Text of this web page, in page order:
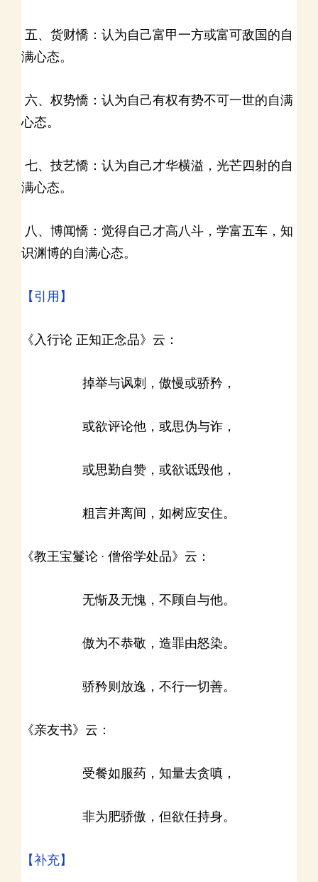
五、货财憍：认为自己富甲一方或富可敌国的自
满心态。
六、权势憍：认为自己有权有势不可一世的自满
心态。
七、技艺憍：认为自己才华横溢，光芒四射的自
满心态。
八、博闻憍：觉得自己才高八斗，学富五车，知
识渊博的自满心态。
【引用】
《入行论 正知正念品》云：
掉举与讽刺，傲慢或骄矜，
或欲评论他，或思伪与诈，
或思勤自赞，或欲诋毁他，
粗言并离间，如树应安住。
《教王宝鬘论 · 僧俗学处品》云：
无惭及无愧，不顾自与他。
傲为不恭敬，造罪由怒染。
骄矜则放逸，不行一切善。
《亲友书》云：
受餐如服药，知量去贪嗔，
非为肥骄傲，但欲任持身。
【补充】